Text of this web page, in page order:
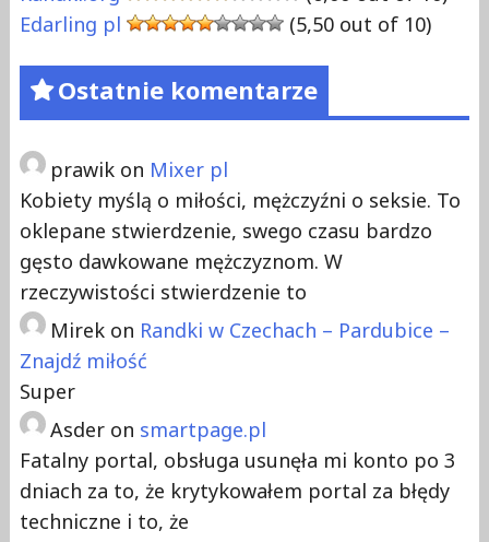
Edarling pl
(5,50 out of 10)
Ostatnie komentarze
prawikon Mixer pl
Kobiety myślą o miłości, mężczyźni o seksie. To
oklepane stwierdzenie, swego czasu bardzo
gęsto dawkowane mężczyznom. W
rzeczywistości stwierdzenie to
Mirekon Randki w Czechach – Pardubice –
Znajdź miłość
Super
Asderon smartpage.pl
Fatalny portal, obsługa usunęła mi konto po 3
dniach za to, że krytykowałem portal za błędy
techniczne i to, że